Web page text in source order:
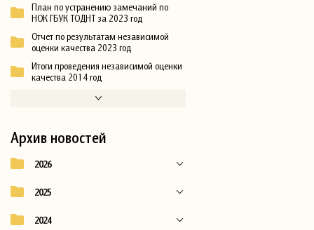
План по устранению замечаний по
НОК ГБУК ТОДНТ за 2023 год
Отчет по результатам независимой
оценки качества 2023 год
Итоги проведения независимой оценки
качества 2014 год
Архив новостей
2026
2025
2024